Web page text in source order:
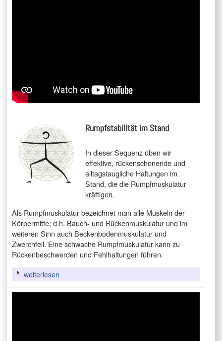
Rumpfstabilität im Stand
In dieser Sequenz üben wir
effektive, rückenschonende und
alltagstaugliche Haltungen im
Stand, die die Rumpfmuskulatur
kräftigen.
Als Rumpfmuskulatur bezeichnet man alle Muskeln der
Körpermitte; d.h. Bauch- und Rückenmuskulatur und im
weiteren Sinn auch Beckenbodenmuskulatur und
Zwerchfell. Eine schwache Rumpfmuskulatur kann zu
Rückenbeschwerden und Fehlhaltungen führen.
weiterlesen